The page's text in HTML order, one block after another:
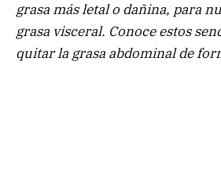
grasa más letal o dañina, para
grasa visceral. Conoce estos
quitar la grasa abdominal de